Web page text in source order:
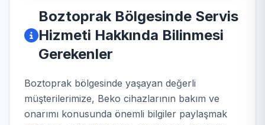
Boztoprak Bölgesinde Servis
Hizmeti Hakkında Bilinmesi
Gerekenler
Boztoprak bölgesinde yaşayan değerli
müşterilerimize, Beko cihazlarının bakım ve
onarımı konusunda önemli bilgiler paylaşmak